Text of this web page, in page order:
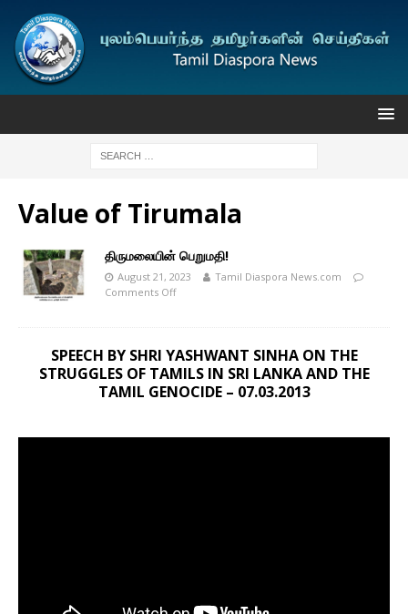
Value of Tirumala
திருமலையின் பெறுமதி!
August 21, 2023
Tamil Diaspora News.com
Comments Off
SPEECH BY SHRI YASHWANT SINHA ON THE
STRUGGLES OF TAMILS IN SRI LANKA AND THE
TAMIL GENOCIDE – 07.03.2013